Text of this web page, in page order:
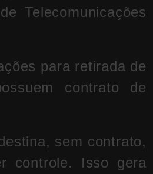
Telecomunicações
para retirada de
contrato de
sem contrato,
controle. Isso gera